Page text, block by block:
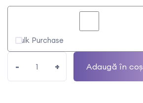
Bulk Purchase
- + Adaugă în coș